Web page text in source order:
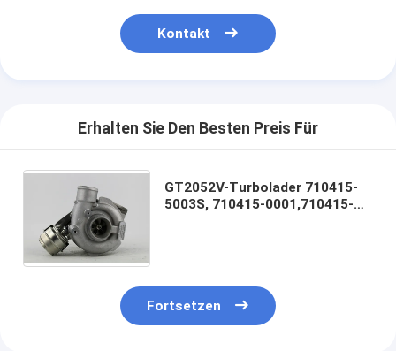
Kontakt
Erhalten Sie Den Besten Preis Für
GT2052V-Turbolader 710415-
5003S, 710415-0001,710415-
Fortsetzen